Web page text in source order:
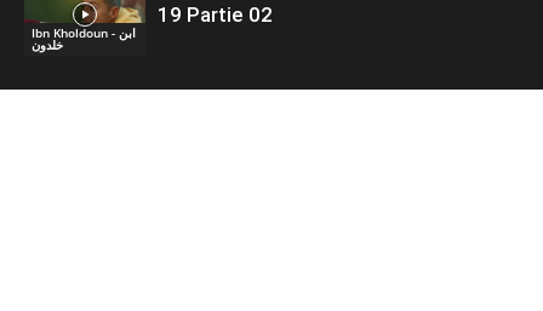
Ibn Kholdoun - ابن
خلدون
19 Partie 02